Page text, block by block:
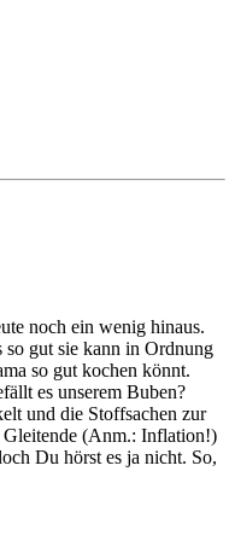
noch ein wenig hinaus.
so gut sie kann in Ordnung
so gut kochen könnt.
es unserem Buben?
und die Stoffsachen zur
Gleitende (Anm.: Inflation!)
Du hörst es ja nicht. So,